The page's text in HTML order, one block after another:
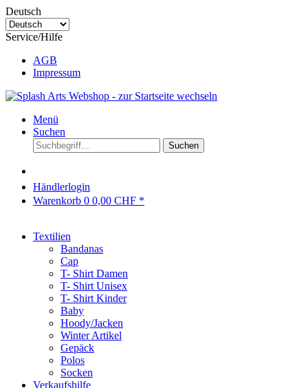
Deutsch
Service/Hilfe
AGB
Impressum
Menü
Suchen
Suchen
Händlerlogin
Warenkorb 0 0,00 CHF *
Textilien
Bandanas
Cap
T- Shirt Damen
T- Shirt Unisex
T- Shirt Kinder
Baby
Hoody/Jacken
Winter Artikel
Gepäck
Polos
Socken
Verkaufshilfe